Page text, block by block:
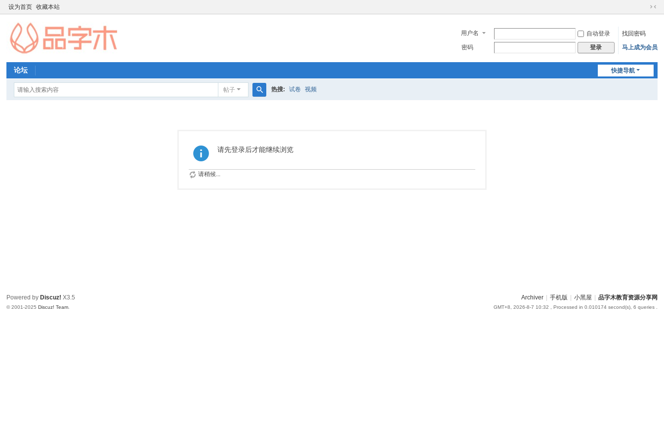
设为首页 收藏本站
切
窄
版
用户名 自动登录
找回密码
密码
登录 马上成为会员
快捷导航
论坛
帖子 热搜: 试卷 视频
请先登录后才能继续浏览
请稍候...
Archiver 手机版 小黑屋 品字木教育资源分享网
GMT+8, 2026-8-7 10:32 , Processed in 0.010174 second(s), 6 queries .
Powered by Discuz! X3.5
© 2001-2025Discuz! Team